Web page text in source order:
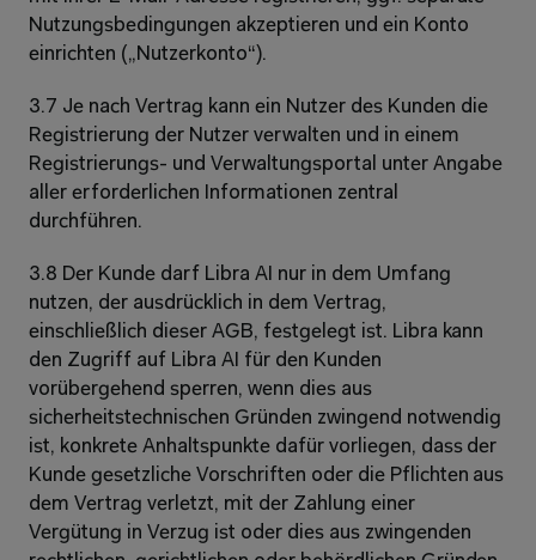
Nutzungsbedingungen akzeptieren und ein Konto
einrichten („Nutzerkonto“).
3.7 Je nach Vertrag kann ein Nutzer des Kunden die
Registrierung der Nutzer verwalten und in einem
Registrierungs- und Verwaltungsportal unter Angabe
aller erforderlichen Informationen zentral
durchführen.
3.8 Der Kunde darf Libra AI nur in dem Umfang
nutzen, der ausdrücklich in dem Vertrag,
einschließlich dieser AGB, festgelegt ist. Libra kann
den Zugriff auf Libra AI für den Kunden
vorübergehend sperren, wenn dies aus
sicherheitstechnischen Gründen zwingend notwendig
ist, konkrete Anhaltspunkte dafür vorliegen, dass der
Kunde gesetzliche Vorschriften oder die Pflichten aus
dem Vertrag verletzt, mit der Zahlung einer
Vergütung in Verzug ist oder dies aus zwingenden